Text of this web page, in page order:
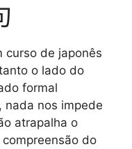
curso de japonês
o lado do
formal
nada nos impede
atrapalha o
do